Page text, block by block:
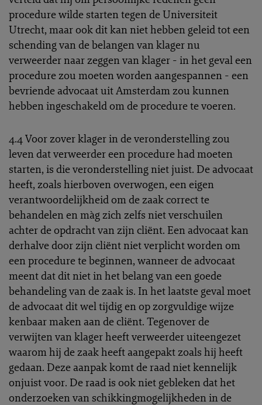
procedure wilde starten tegen de Universiteit
Utrecht, maar ook dit kan niet hebben geleid tot een
schending van de belangen van klager nu
verweerder naar zeggen van klager - in het geval een
procedure zou moeten worden aangespannen - een
bevriende advocaat uit Amsterdam zou kunnen
hebben ingeschakeld om de procedure te voeren.
4.4 Voor zover klager in de veronderstelling zou
leven dat verweerder een procedure had moeten
starten, is die veronderstelling niet juist. De advocaat
heeft, zoals hierboven overwogen, een eigen
verantwoordelijkheid om de zaak correct te
behandelen en màg zich zelfs niet verschuilen
achter de opdracht van zijn cliënt. Een advocaat kan
derhalve door zijn cliënt niet verplicht worden om
een procedure te beginnen, wanneer de advocaat
meent dat dit niet in het belang van een goede
behandeling van de zaak is. In het laatste geval moet
de advocaat dit wel tijdig en op zorgvuldige wijze
kenbaar maken aan de cliënt. Tegenover de
verwijten van klager heeft verweerder uiteengezet
waarom hij de zaak heeft aangepakt zoals hij heeft
gedaan. Deze aanpak komt de raad niet kennelijk
onjuist voor. De raad is ook niet gebleken dat het
onderzoeken van schikkingmogelijkheden in de